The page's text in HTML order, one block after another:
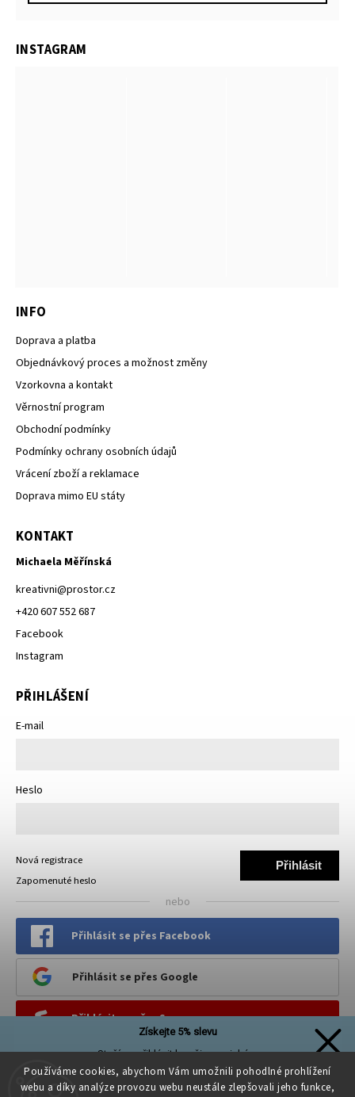
Používáme cookies, abychom Vám umožnili pohodlné prohlížení
webu a díky analýze provozu webu neustále zlepšovali jeho funkce,
INFO
Doprava a platba
Objednávkový proces a možnost změny
Vzorkovna a kontakt
Věrnostní program
Obchodní podmínky
Podmínky ochrany osobních údajů
Vrácení zboží a reklamace
Doprava mimo EU státy
KONTAKT
Michaela Měřínská
kreativni@prostor.cz
+420 607 552 687
Facebook
Instagram
PŘIHLÁŠENÍ
E-mail
Heslo
Přihlásit
Nová registrace
Zapomenuté heslo
nebo
Přihlásit se přes Facebook
Přihlásit se přes Google
Přihlásit se přes Seznam
INSTAGRAM
PINTEREST
Získejte 5% slevu
Stačí se přihlásit k našim novinkám
a sleva na první nákup je Vaše!